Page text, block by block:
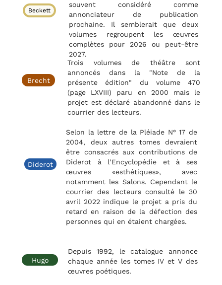
souvent considéré comme
annonciateur de publication
prochaine. Il semblerait que deux
volumes regroupent les œuvres
complètes pour 2026 ou peut-être
2027.
Beckett
Trois volumes de théâtre sont
annoncés dans la "Note de la
présente édition" du volume 470
(page LXVIII) paru en 2000 mais le
projet est déclaré abandonné dans le
courrier des lecteurs.
Brecht
Selon la lettre de la Pléiade N° 17 de
2004, deux autres tomes devraient
être consacrés aux contributions de
Diderot à l’Encyclopédie et à ses
œuvres «esthétiques», avec
notamment les Salons. Cependant le
courrier des lecteurs consulté le 30
avril 2022 indique le projet a pris du
retard en raison de la défection des
personnes qui en étaient chargées.
Diderot
Depuis 1992, le catalogue annonce
chaque année les tomes IV et V des
œuvres poétiques.
Hugo